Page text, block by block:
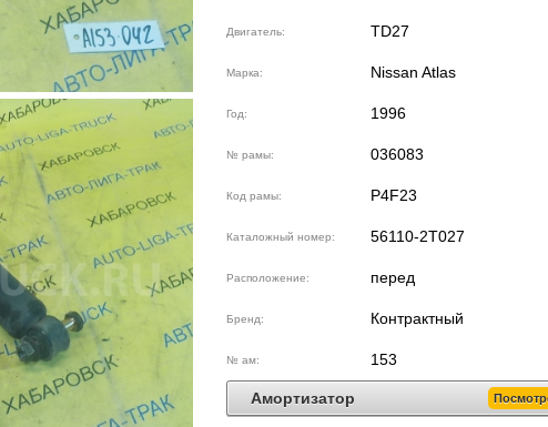
Двигатель: TD27
Марка: Nissan Atlas
Год: 1996
№ рамы: 036083
Код рамы: P4F23
Каталожный номер: 56110-2T027
Расположение: перед
Бренд: Контрактный
№ ам: 153
Амортизатор